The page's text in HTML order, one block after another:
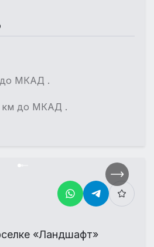
до МКАД .
км до МКАД .
«Ландшафт»